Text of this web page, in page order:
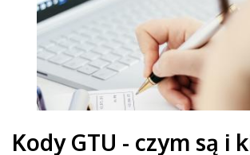
Kody GTU - czym są i